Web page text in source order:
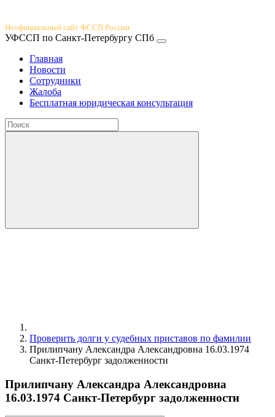
Неофициальный сайт ФССП России
УФССП по Санкт-Петербургу СПб
Главная
Новости
Сотрудники
Жалоба
Бесплатная юридическая консультация
Проверить долги у судебных приставов по фамилии
Прилипчану Александра Александровна 16.03.1974
Санкт-Петербург задолженности
Прилипчану Александра Александровна
16.03.1974 Санкт-Петербург задолженности